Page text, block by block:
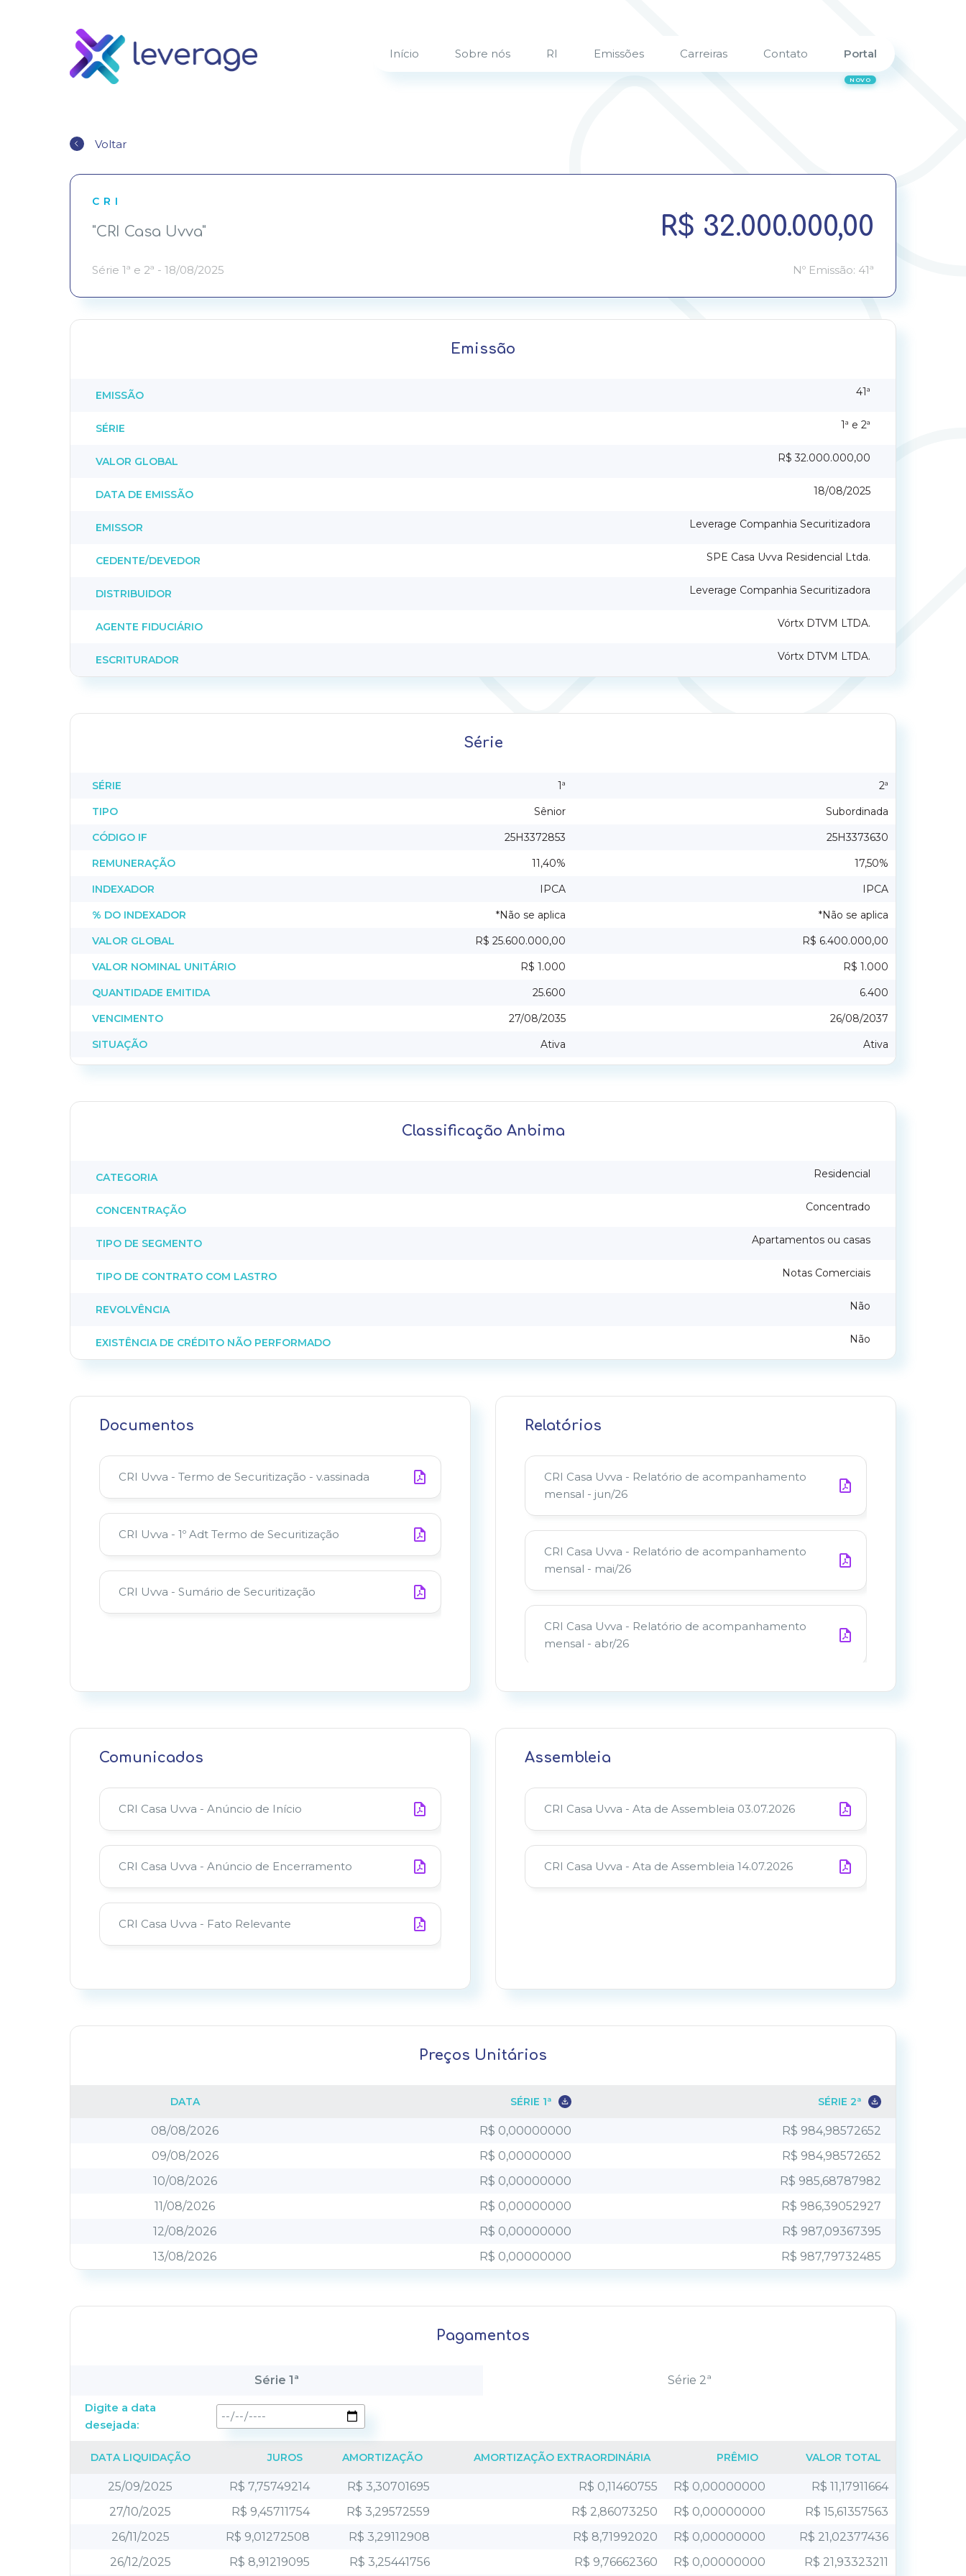
Início Sobre nós RI Emissões Carreiras Contato Portal
Voltar
CRI
"CRI Casa Uvva" R$ 32.000.000,00
Série 1ª e 2ª - 18/08/2025 Nº Emissão: 41ª
Emissão
EMISSÃO 41ª
SÉRIE 1ª e 2ª
VALOR GLOBAL R$ 32.000.000,00
DATA DE EMISSÃO 18/08/2025
EMISSOR Leverage Companhia Securitizadora
CEDENTE/DEVEDOR SPE Casa Uvva Residencial Ltda.
DISTRIBUIDOR Leverage Companhia Securitizadora
AGENTE FIDUCIÁRIO Vórtx DTVM LTDA.
ESCRITURADOR Vórtx DTVM LTDA.
Série
SÉRIE
TIPO
CÓDIGO IF
REMUNERAÇÃO
INDEXADOR
% DO INDEXADOR
VALOR GLOBAL
VALOR NOMINAL UNITÁRIO
QUANTIDADE EMITIDA
VENCIMENTO
SITUAÇÃO
1ª
Sênior
25H3372853
11,40%
IPCA
*Não se aplica
R$ 25.600.000,00
R$ 1.000
25.600
27/08/2035
Ativa
2ª
Subordinada
25H3373630
17,50%
IPCA
*Não se aplica
R$ 6.400.000,00
R$ 1.000
6.400
26/08/2037
Ativa
Classificação Anbima
CATEGORIA Residencial
CONCENTRAÇÃO Concentrado
TIPO DE SEGMENTO Apartamentos ou casas
TIPO DE CONTRATO COM LASTRO Notas Comerciais
REVOLVÊNCIA Não
EXISTÊNCIA DE CRÉDITO NÃO PERFORMADO Não
Documentos
CRI Uvva - Termo de Securitização - v.assinada
CRI Uvva - 1º Adt Termo de Securitização
CRI Uvva - Sumário de Securitização
Relatórios
CRI Casa Uvva - Relatório de acompanhamento
mensal - jun/26
CRI Casa Uvva - Relatório de acompanhamento
mensal - mai/26
CRI Casa Uvva - Relatório de acompanhamento
mensal - abr/26
CRI Casa Uvva - Relatório de acompanhamento
CRI Casa Uvva - Relatório de acompanhamento
mensal - fev/26
CRI Casa Uvva - Relatório de acompanhamento
CRI Casa Uvva - Relatório de acompanhamento
mensal - out/25
CRI Casa Uvva - Relatório de acompanhamento
mensal - set/25
Comunicados
CRI Casa Uvva - Anúncio de Início
CRI Casa Uvva - Anúncio de Encerramento
CRI Casa Uvva - Fato Relevante
Assembleia
CRI Casa Uvva - Ata de Assembleia 03.07.2026
CRI Casa Uvva - Ata de Assembleia 14.07.2026
Preços Unitários
DATA SÉRIE 1ª SÉRIE 2ª
08/08/2026 R$ 0,00000000
R$ 984,98572652
09/08/2026
R$ 0,00000000
R$ 984,98572652
10/08/2026
R$ 0,00000000
R$ 985,68787982
11/08/2026
R$ 0,00000000
R$ 986,39052927
12/08/2026
R$ 0,00000000
R$ 987,09367395
13/08/2026
R$ 0,00000000 R$ 987,79732485
Pagamentos
Série 1ª
Série 2ª
Digite a data
desejada:
DATA LIQUIDAÇÃO JUROS AMORTIZAÇÃO AMORTIZAÇÃO EXTRAORDINÁRIA PRÊMIO VALOR TOTAL
25/09/2025 R$ 7,75749214 R$ 3,30701695 R$ 0,11460755 R$ 0,00000000
R$ 11,17911664
27/10/2025
R$ 9,45711754 R$ 3,29572559 R$ 2,86073250 R$ 0,00000000
R$ 15,61357563
26/11/2025
R$ 9,01272508 R$ 3,29112908 R$ 8,71992020 R$ 0,00000000
R$ 21,02377436
26/12/2025
R$ 8,91219095 R$ 3,25441756 R$ 9,76662360 R$ 0,00000000 R$ 21,93323211